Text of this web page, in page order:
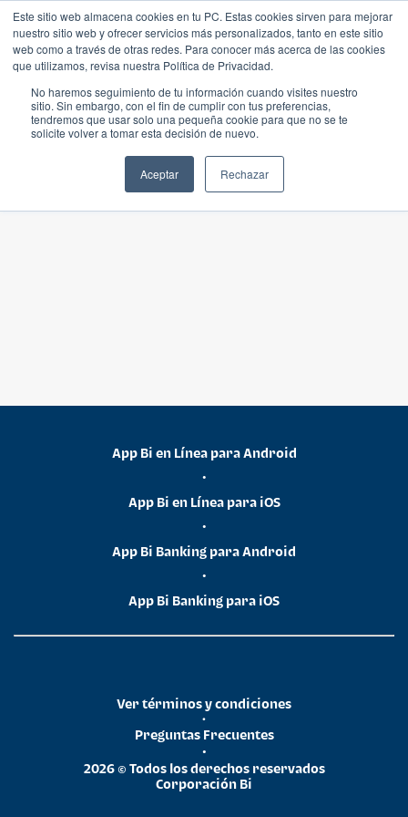
Este sitio web almacena cookies en tu PC. Estas cookies sirven para mejorar
nuestro sitio web y ofrecer servicios más personalizados, tanto en este sitio
web como a través de otras redes. Para conocer más acerca de las cookies
que utilizamos, revisa nuestra Política de Privacidad.
No haremos seguimiento de tu información cuando visites nuestro
sitio. Sin embargo, con el fin de cumplir con tus preferencias,
tendremos que usar solo una pequeña cookie para que no se te
solicite volver a tomar esta decisión de nuevo.
Aceptar Rechazar
App Bi en Línea para Android
•
App Bi en Línea para iOS
•
App Bi Banking para Android
•
App Bi Banking para iOS
2026 © Todos los derechos reservados
Corporación Bi
•
Preguntas Frecuentes
•
Ver términos y condiciones